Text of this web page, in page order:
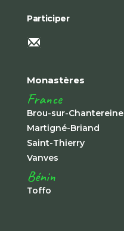
Participer
Monastères
France
Brou-sur-Chantereine
Martigné-Briand
Saint-Thierry
Vanves
Bénin
Toffo